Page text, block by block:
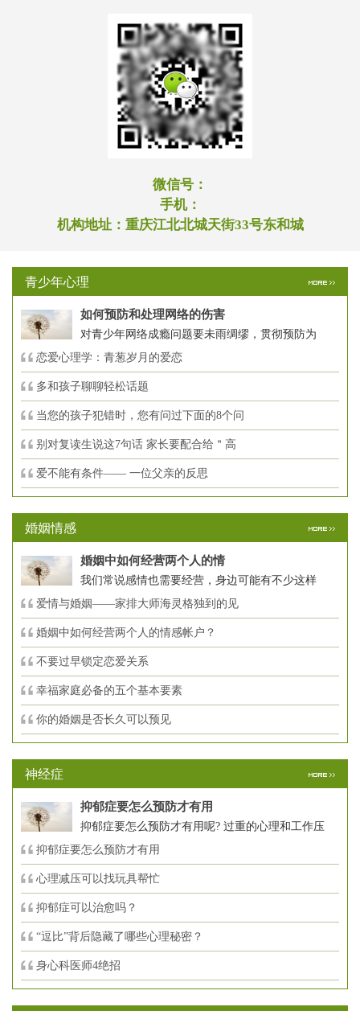
微信号：
手机：
机构地址： 重庆江北北城天街33号东和城
青少年心理
如何预防和处理网络的伤害
对青少年网络成瘾问题要未雨绸缪，贯彻预防为
恋爱心理学：青葱岁月的爱恋
多和孩子聊聊轻松话题
当您的孩子犯错时，您有问过下面的8个问
别对复读生说这7句话 家长要配合给＂高
爱不能有条件—— 一位父亲的反思
婚姻情感
婚姻中如何经营两个人的情
我们常说感情也需要经营，身边可能有不少这样
爱情与婚姻——家排大师海灵格独到的见
婚姻中如何经营两个人的情感帐户？
不要过早锁定恋爱关系
幸福家庭必备的五个基本要素
你的婚姻是否长久可以预见
神经症
抑郁症要怎么预防才有用
抑郁症要怎么预防才有用呢? 过重的心理和工作压
抑郁症要怎么预防才有用
心理减压可以找玩具帮忙
抑郁症可以治愈吗？
“逗比”背后隐藏了哪些心理秘密？
身心科医师4绝招